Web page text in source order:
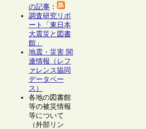
の記事：
調査研究リポ
ート「東日本
大震災と図書
館」
地震・災害 関
連情報（レフ
ァレンス協同
データベー
ス）
各地の図書館
等の被災情報
等について
（外部リン